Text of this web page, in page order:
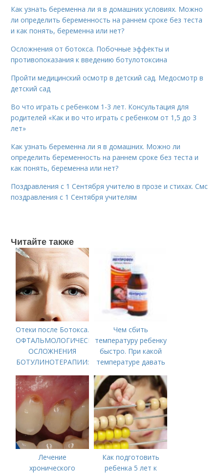
Как узнать беременна ли я в домашних условиях. Можно
ли определить беременность на раннем сроке без теста
и как понять, беременна или нет?
Осложнения от ботокса. Побочные эффекты и
противопоказания к введению ботулотоксина
Пройти медицинский осмотр в детский сад. Медосмотр в
детский сад
Во что играть с ребенком 1-3 лет. Консультация для
родителей «Как и во что играть с ребенком от 1,5 до 3
лет»
Как узнать беременна ли я в домашних. Можно ли
определить беременность на раннем сроке без теста и
как понять, беременна или нет?
Поздравления с 1 Сентября учителю в прозе и стихах. Смс
поздравления с 1 Сентября учителям
Читайте также
Отеки после Ботокса.
ОФТАЛЬМОЛОГИЧЕСКИЕ
ОСЛОЖНЕНИЯ
БОТУЛИНОТЕРАПИИ:
ПОСЛЕДНЕГО
СИСТЕМАТИЧЕСКОГО
ОБЗОРА
Чем сбить
температуру ребенку
быстро. При какой
температуре давать
ребенку?
Лечение
хронического
Как подготовить
ребенка 5 лет к